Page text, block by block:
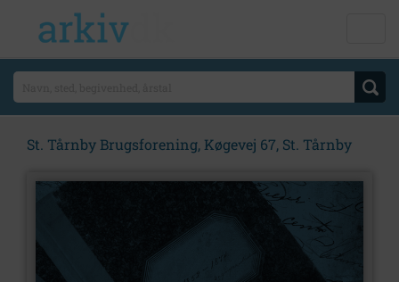
St. Tårnby Brugsforening, Køgevej 67, St. Tårnby